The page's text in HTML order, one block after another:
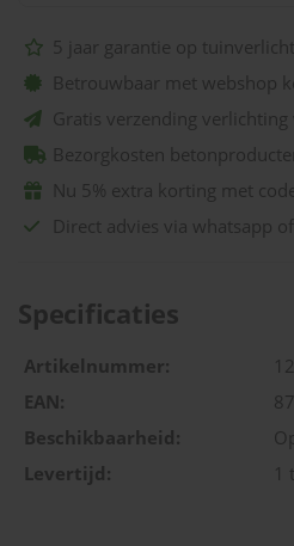
5 jaar garantie op
Betrouwbaar met webshop
Gratis verzending verlichting
Bezorgkosten
Nu 5% extra korting met
Direct advies via whatsapp
Specificaties
Artikelnummer:
EAN:
Beschikbaarheid:
Levertijd:
1